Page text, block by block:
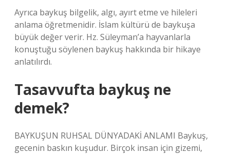
Ayrıca baykuş bilgelik, algı, ayırt etme ve hileleri
anlama öğretmenidir. İslam kültürü de baykuşa
büyük değer verir. Hz. Süleyman’a hayvanlarla
konuştuğu söylenen baykuş hakkında bir hikaye
anlatılırdı.
Tasavvufta baykuş ne
demek?
BAYKUŞUN RUHSAL DÜNYADAKİ ANLAMI Baykuş,
gecenin baskın kuşudur. Birçok insan için gizemi,